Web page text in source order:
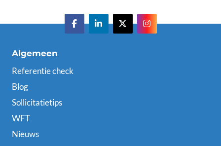
Algemeen
Referentie check
Blog
Sollicitatietips
WFT
Nieuws